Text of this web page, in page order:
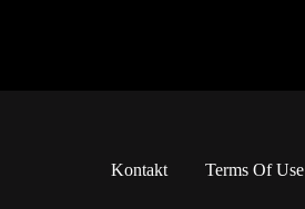
Kontakt Terms Of Use